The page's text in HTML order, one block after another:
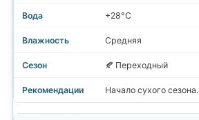
+28°C
Средняя
🍂 Переходный
Начало сухого сезона.